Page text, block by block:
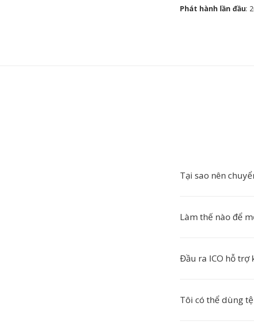
Phát hành lần đầu:
Tại sao nên
Làm thế nào để
Đầu ra ICO hỗ trợ
Tôi có thể dùng